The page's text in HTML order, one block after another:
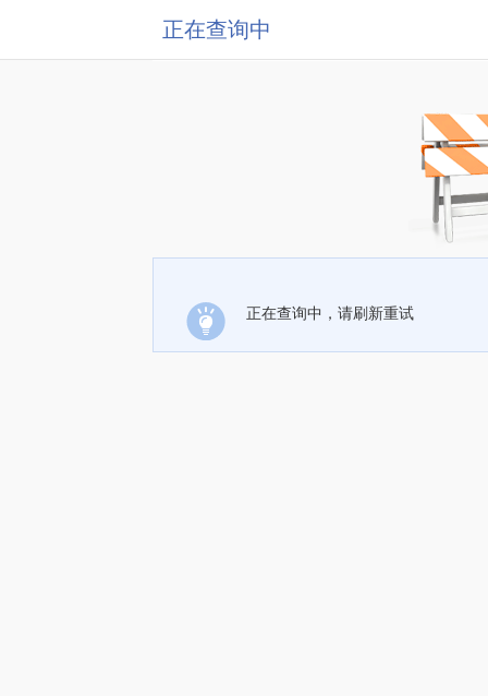
正在查询中
正在查询中，请刷新重试